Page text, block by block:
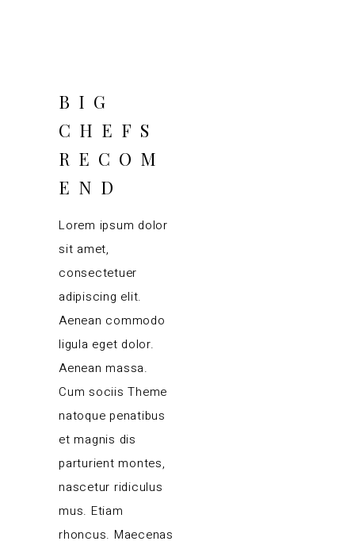
BIG
CHEFS
RECOM
END
Lorem ipsum dolor
sit amet,
consectetuer
adipiscing elit.
Aenean commodo
ligula eget dolor.
Aenean massa.
Cum sociis Theme
natoque penatibus
et magnis dis
parturient montes,
nascetur ridiculus
mus. Etiam
rhoncus. Maecenas